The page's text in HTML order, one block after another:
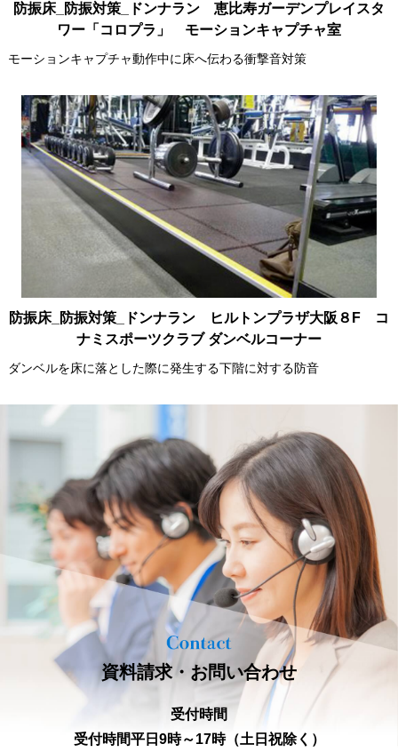
防振床_防振対策_ドンナラン 恵比寿ガーデンプレイスタ
ワー「コロプラ」 モーションキャプチャ室
モーションキャプチャ動作中に床へ伝わる衝撃音対策
防振床_防振対策_ドンナラン ヒルトンプラザ大阪８F コ
ナミスポーツクラブ ダンベルコーナー
ダンベルを床に落とした際に発生する下階に対する防音
資料請求・お問い合わせ
受付時間
受付時間平日9時～17時（土日祝除く）